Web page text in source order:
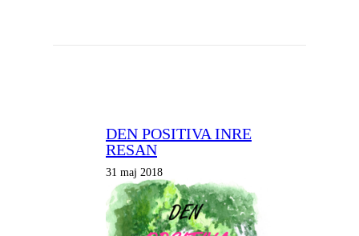
DEN POSITIVA INRE
RESAN
31 maj 2018